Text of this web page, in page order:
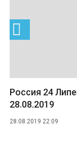
Россия 24
28.08.2019
28.08.2019 22:09